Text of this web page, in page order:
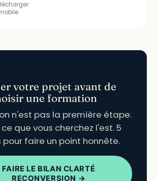
votre projet avant de
une formation
n'est pas la première étape.
que vous cherchez l'est. 5
pour faire un point honnête.
FAIRE LE BILAN CLARTÉ
RECONVERSION →